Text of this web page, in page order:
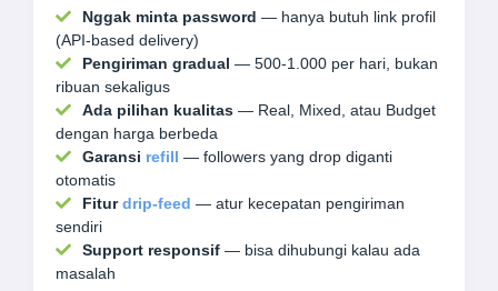
Nggak minta password — hanya butuh link profil
(API-based delivery)
Pengiriman gradual — 500-1.000 per hari, bukan
ribuan sekaligus
Ada pilihan kualitas — Real, Mixed, atau Budget
dengan harga berbeda
Garansi refill — followers yang drop diganti
otomatis
Fiturdrip-feed — atur kecepatan pengiriman
sendiri
Support responsif — bisa dihubungi kalau ada
masalah